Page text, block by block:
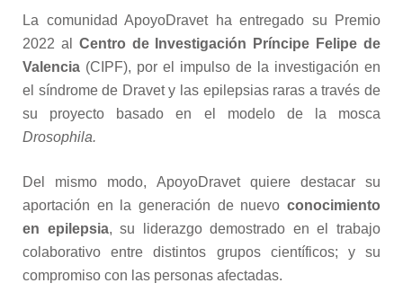
La comunidad ApoyoDravet ha entregado su Premio
2022 al Centro de Investigación Príncipe Felipe de
Valencia (CIPF), por el impulso de la investigación en
el síndrome de Dravet y las epilepsias raras a través de
su proyecto basado en el modelo de la mosca
Drosophila.
Del mismo modo, ApoyoDravet quiere destacar su
aportación en la generación de nuevo conocimiento
en epilepsia, su liderazgo demostrado en el trabajo
colaborativo entre distintos grupos científicos; y su
compromiso con las personas afectadas.